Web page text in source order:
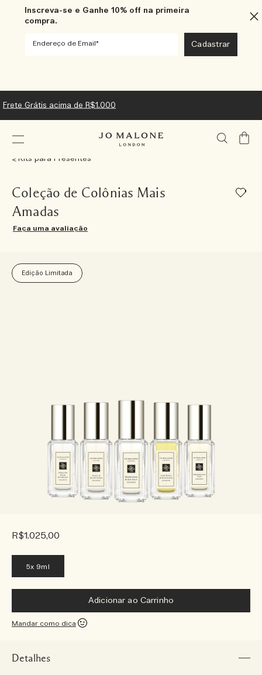
Inscreva-se e Ganhe 10% off na primeira
compra.
Frete Grátis acima de R$1.000
Meu
Kits para Presentes
Coleção de Colônias Mais
Amadas
Faça uma avaliação
Edição Limitada
R$1.025,00
5x 9ml
Adicionar ao Carrinho
Mandar como dica
Detalhes